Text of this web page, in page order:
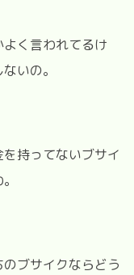
く言われてるけ
いの。
持ってないブサイ
ブサイクならどう